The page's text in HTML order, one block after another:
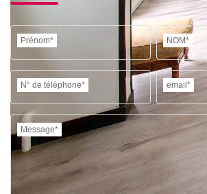
Prénom* NOM*
N° de téléphone* email*
Message*